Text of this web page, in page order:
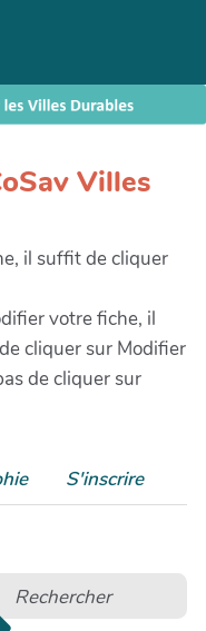
Villes
il suffit de cliquer
votre fiche, il
cliquer sur Modifier
de cliquer sur
S'inscrire